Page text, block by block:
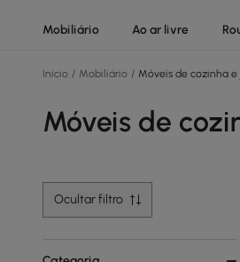
Mobiliário Ao ar livre
Início / Mobiliário / Móveis de cozinha
Móveis de
Ocultar filtro